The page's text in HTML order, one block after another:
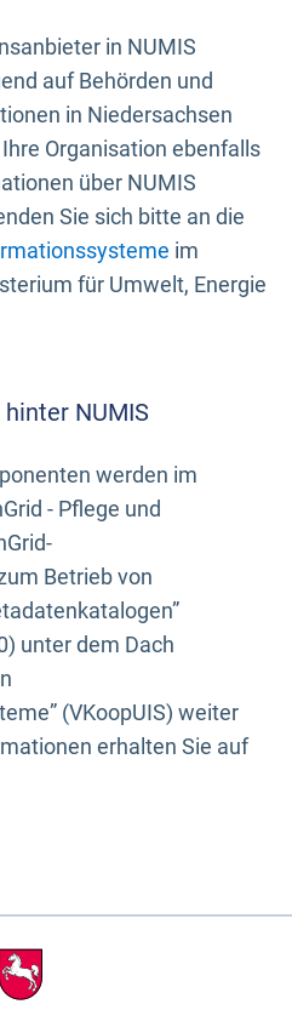
in NUMIS
auf Behörden und
in Niedersachsen
Organisation ebenfalls
über NUMIS
Sie sich bitte an die
im
für Umwelt, Energie
NUMIS
werden im
- Pflege und
Betrieb von
unter dem Dach
(VKoopUIS) weiter
erhalten Sie auf